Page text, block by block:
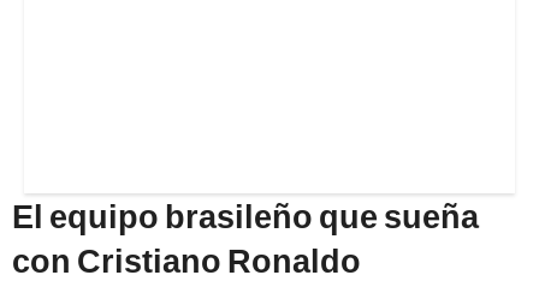
El equipo brasileño que sueña
con Cristiano Ronaldo